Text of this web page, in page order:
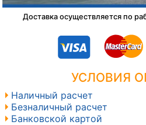
Доставка осуществляется по
УСЛОВИЯ
Наличный расчет
Безналичный расчет
Банковской картой